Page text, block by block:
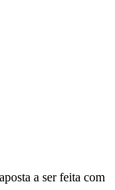
a ser feita com